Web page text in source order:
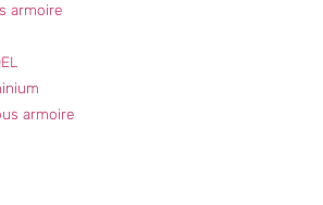
armoire
armoire